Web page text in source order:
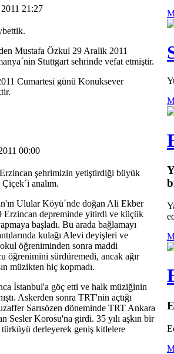
21:27
Mustafa Özkul 29 Aralik 2011
Stuttgart sehrinde vefat etmiştir.
Cumartesi günü Konuksever
00:00
Erzincan şehrimizin yetiştirdiği büyük
analım.
Ulular Köyü´nde doğan Ali Ekber
Erzincan depreminde yitirdi ve küçük
başladı. Bu arada bağlamayı
kulağı Alevi deyişleri ve
öğreniminden sonra maddi
öğrenimini sürdüremedi, ancak ağır
müzikten hiç kopmadı.
İstanbul'a göç etti ve halk müziğinin
Askerden sonra TRT'nin açtığı
Sarısözen döneminde TRT Ankara
Sesler Korosu'na girdi. 35 yılı aşkın bir
derleyerek geniş kitlelere